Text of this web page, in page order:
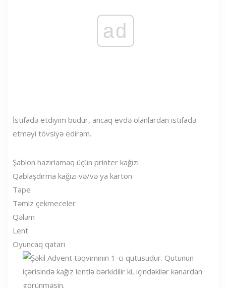
ad
İstifadə etdiyim budur, ancaq evdə olanlardan istifadə
etməyi tövsiyə edirəm.
Şablon hazırlamaq üçün printer kağızı
Qablaşdırma kağızı və/və ya karton
Tape
Təmiz çekmeceler
Qələm
Lent
Oyuncaq qatarı